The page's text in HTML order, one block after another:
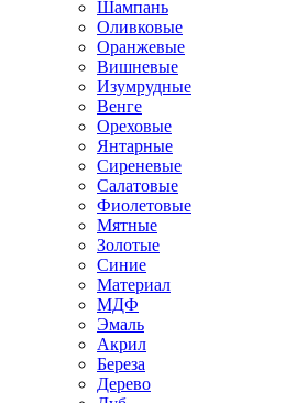
Шампань
Оливковые
Оранжевые
Вишневые
Изумрудные
Венге
Ореховые
Янтарные
Сиреневые
Салатовые
Фиолетовые
Мятные
Золотые
Синие
Материал
МДФ
Эмаль
Акрил
Береза
Дерево